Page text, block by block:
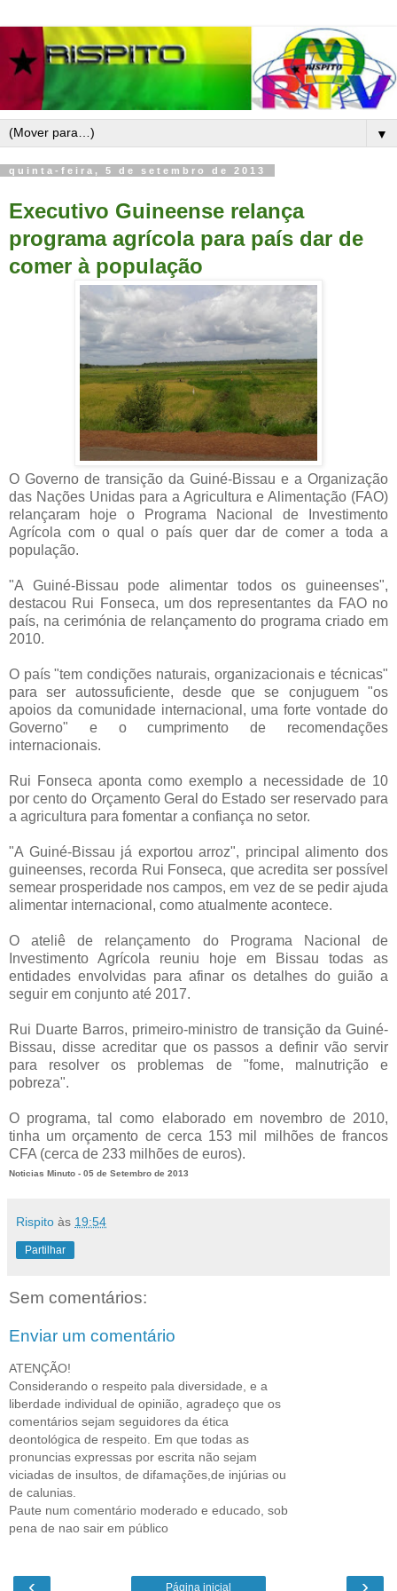
▼
quinta-feira, 5 de setembro de 2013
Executivo Guineense relança
programa agrícola para país dar de
comer à população
O Governo de transição da Guiné-Bissau e a Organização
das Nações Unidas para a Agricultura e Alimentação (FAO)
relançaram hoje o Programa Nacional de Investimento
Agrícola com o qual o país quer dar de comer a toda a
população.
"A Guiné-Bissau pode alimentar todos os guineenses",
destacou Rui Fonseca, um dos representantes da FAO no
país, na cerimónia de relançamento do programa criado em
2010.
O país "tem condições naturais, organizacionais e técnicas"
para ser autossuficiente, desde que se conjuguem "os
apoios da comunidade internacional, uma forte vontade do
Governo" e o cumprimento de recomendações
internacionais.
Rui Fonseca aponta como exemplo a necessidade de 10
por cento do Orçamento Geral do Estado ser reservado para
a agricultura para fomentar a confiança no setor.
"A Guiné-Bissau já exportou arroz", principal alimento dos
guineenses, recorda Rui Fonseca, que acredita ser possível
semear prosperidade nos campos, em vez de se pedir ajuda
alimentar internacional, como atualmente acontece.
O ateliê de relançamento do Programa Nacional de
Investimento Agrícola reuniu hoje em Bissau todas as
entidades envolvidas para afinar os detalhes do guião a
seguir em conjunto até 2017.
Rui Duarte Barros, primeiro-ministro de transição da Guiné-
Bissau, disse acreditar que os passos a definir vão servir
para resolver os problemas de "fome, malnutrição e
pobreza".
O programa, tal como elaborado em novembro de 2010,
tinha um orçamento de cerca 153 mil milhões de francos
CFA (cerca de 233 milhões de euros).
Noticias Minuto - 05 de Setembro de 2013
Rispito às 19:54
Partilhar
Sem comentários:
Enviar um comentário
ATENÇÃO!
Considerando o respeito pala diversidade, e a
liberdade individual de opinião, agradeço que os
comentários sejam seguidores da ética
deontológica de respeito. Em que todas as
pronuncias expressas por escrita não sejam
viciadas de insultos, de difamações,de injúrias ou
de calunias.
Paute num comentário moderado e educado, sob
pena de nao sair em público
Página inicial